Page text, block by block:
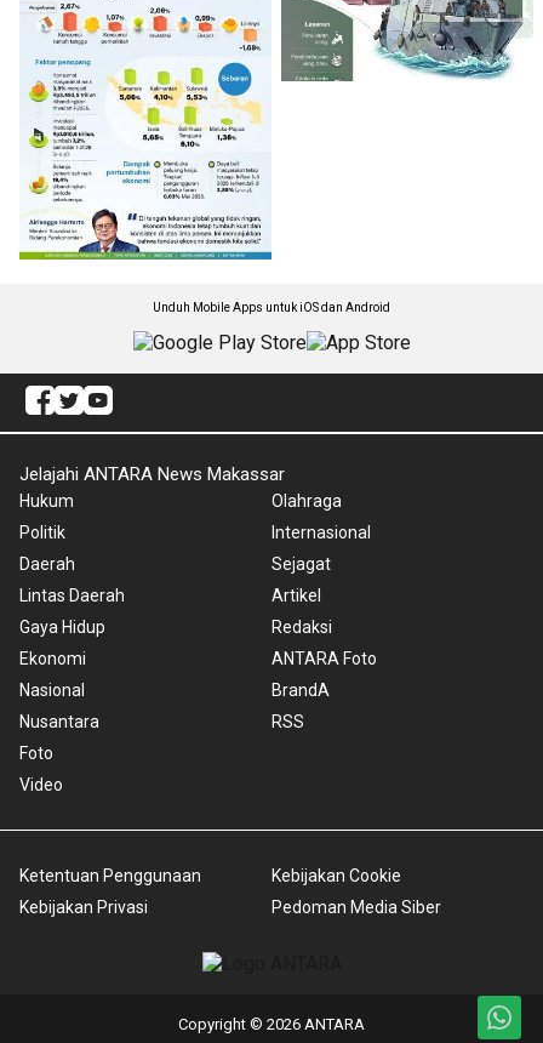
Unduh Mobile Apps untuk iOS dan Android
Jelajahi ANTARA News Makassar
Hukum
Politik
Daerah
Lintas Daerah
Gaya Hidup
Ekonomi
Nasional
Nusantara
Foto
Video
Olahraga
Internasional
Sejagat
Artikel
Redaksi
ANTARA Foto
BrandA
RSS
Ketentuan Penggunaan
Kebijakan Privasi
Kebijakan Cookie
Pedoman Media Siber
Copyright © 2026 ANTARA